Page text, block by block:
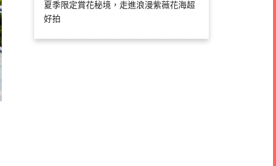
夏季限定賞花秘境，走進浪漫紫薇花海超
好拍